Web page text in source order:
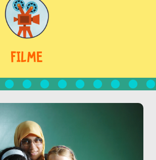
FILME